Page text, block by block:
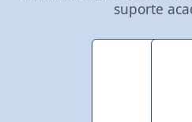
suporte